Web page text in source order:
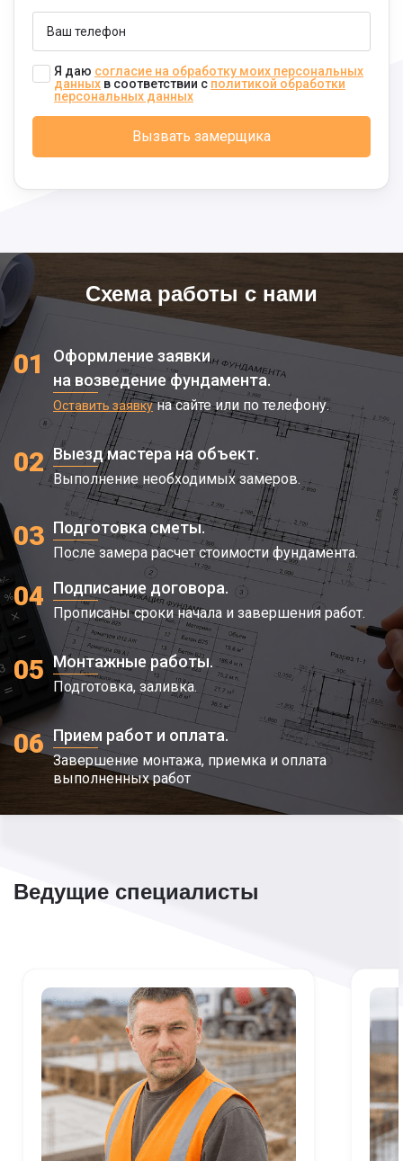
Я даю согласие на обработку моих персональных
данных в соответствии с политикой обработки
персональных данных
Схема работы с нами
01
Оформление заявки
на возведение фундамента.
Оставить заявкуна сайте или по телефону.
02 Выезд мастера на объект.
Выполнение необходимых замеров.
03 Подготовка сметы.
После замера расчет стоимости фундамента.
04 Подписание договора.
Прописаны сроки начала и завершения работ.
05 Монтажные работы.
Подготовка, заливка.
06 Прием работ и оплата.
Завершение монтажа, приемка и оплата
выполненных работ
Ведущие специалисты